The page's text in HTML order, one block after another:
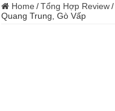
Home / Tổng Hợp Review /
Quang Trung, Gò Vấp